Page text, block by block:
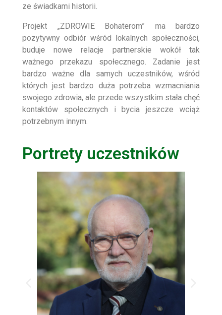
ze świadkami historii.
Projekt „ZDROWIE Bohaterom” ma bardzo
pozytywny odbiór wśród lokalnych społeczności,
buduje nowe relacje partnerskie wokół tak
ważnego przekazu społecznego. Zadanie jest
bardzo ważne dla samych uczestników, wśród
których jest bardzo duża potrzeba wzmacniania
swojego zdrowia, ale przede wszystkim stała chęć
kontaktów społecznych i bycia jeszcze wciąż
potrzebnym innym.
Portrety uczestników